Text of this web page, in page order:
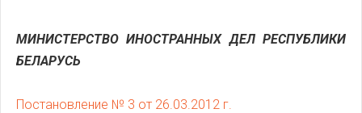
МИНИСТЕРСТВО ИНОСТРАННЫХ ДЕЛ РЕСПУБЛИКИ
БЕЛАРУСЬ
Постановление № 3 от 26.03.2012 г.